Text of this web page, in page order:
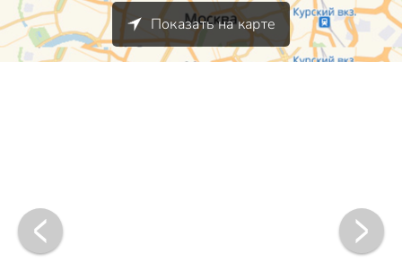
Показать на карте